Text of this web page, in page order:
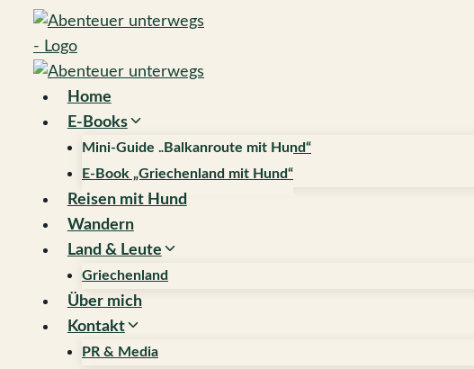
springen
Home
E-Books
Mini-Guide „Balkanroute mit Hund“
E-Book „Griechenland mit Hund“
Reisen mit Hund
Wandern
Land & Leute
Griechenland
Über mich
Kontakt
PR & Media